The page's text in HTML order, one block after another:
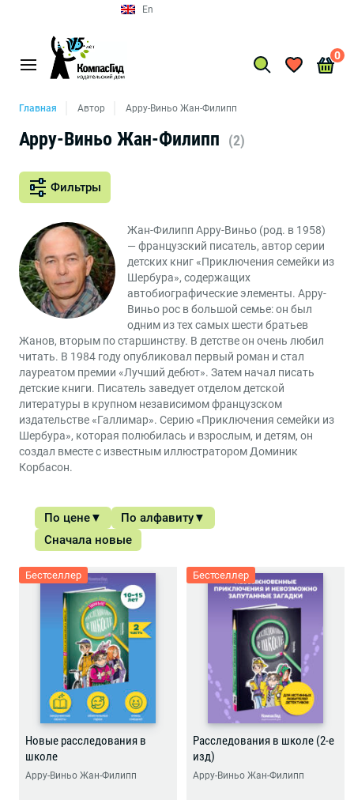
Главная Автор Арру-Виньо Жан-Филипп
Арру-Виньо Жан-Филипп (2)
Фильтры
Жан-Филипп Арру-Виньо (род. в 1958)
— французский писатель, автор серии
детских книг «Приключения семейки из
Шербура», содержащих
автобиографические элементы. Арру-
Виньо рос в большой семье: он был
одним из тех самых шести братьев
Жанов, вторым по старшинству. В детстве он очень любил
читать. В 1984 году опубликовал первый роман и стал
лауреатом премии «Лучший дебют». Затем начал писать
детские книги. Писатель заведует отделом детской
литературы в крупном независимом французском
издательстве «Галлимар». Серию «Приключения семейки из
Шербура», которая полюбилась и взрослым, и детям, он
создал вместе с известным иллюстратором Доминик
Корбасон.
По цене
По алфавиту
Сначала новые
Бестселлер
Новые расследования в
школе
Арру-Виньо Жан-Филипп
Бестселлер
Расследования в школе (2-е
изд)
Арру-Виньо Жан-Филипп
En
0